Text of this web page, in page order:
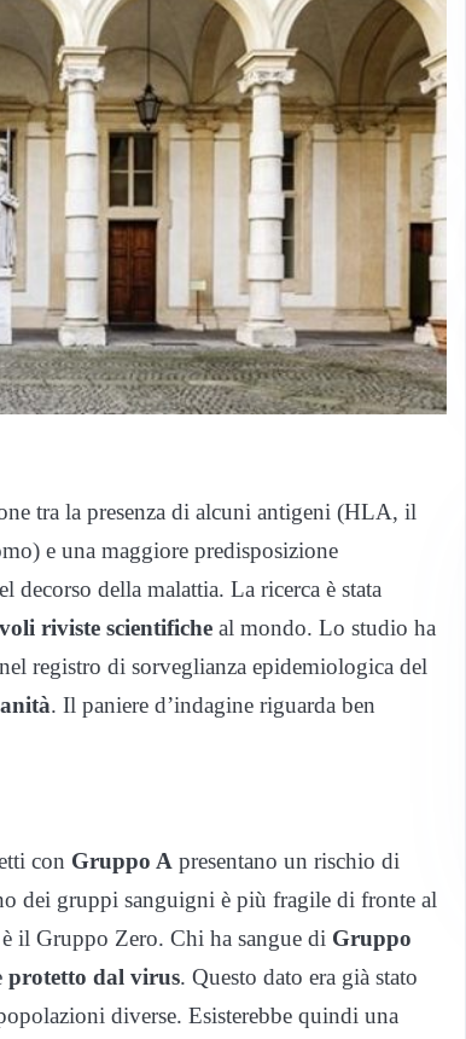
tra la presenza di alcuni antigeni (HLA, il
e una maggiore predisposizione
della malattia. La ricerca è stata
riviste scientifiche al mondo. Lo studio ha
registro di sorveglianza epidemiologica del
. Il paniere d’indagine riguarda ben
con Gruppo A presentano un rischio di
dei gruppi sanguigni è più fragile di fronte al
il Gruppo Zero. Chi ha sangue di Gruppo
protetto dal virus. Questo dato era già stato
diverse. Esisterebbe quindi una